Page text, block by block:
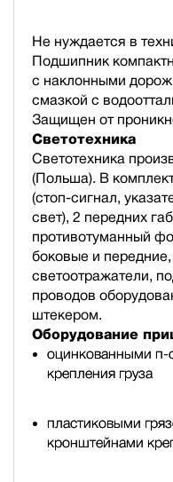
Не нуждается в
Подшипник
с наклонными
смазкой с
Защищен от
Светотехника
Светотехника
(Польша). В
(стоп-сигнал,
свет), 2 передних
противотуманный
боковые и
светоотражатели,
проводов
штекером.
Оборудование
оцинкованными п-
крепления груза
пластиковыми
кронштейнами